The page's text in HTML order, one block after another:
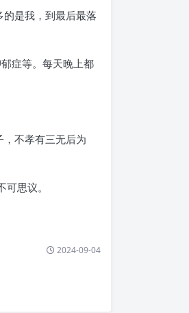
是我，到最后最落
症等。每天晚上都
不孝有三无后为
思议。
2024-09-04